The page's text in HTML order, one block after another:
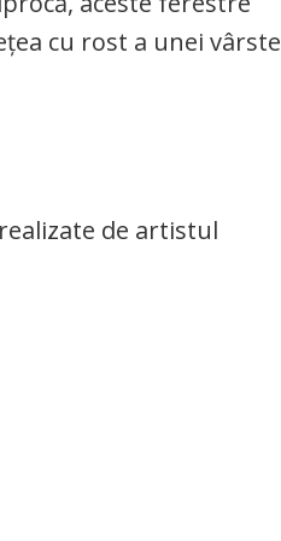
cu rost a unei vârste
de artistul